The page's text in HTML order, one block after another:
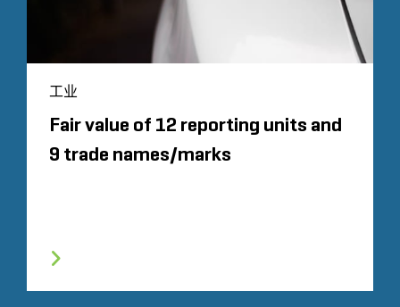
工业
Fair value of 12 reporting units and
9 trade names/marks